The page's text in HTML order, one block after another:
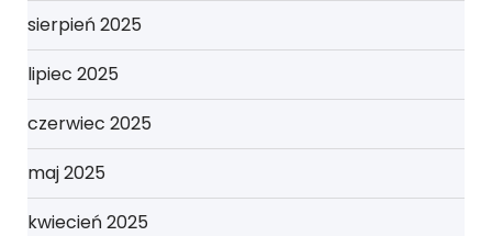
sierpień 2025
lipiec 2025
czerwiec 2025
maj 2025
kwiecień 2025